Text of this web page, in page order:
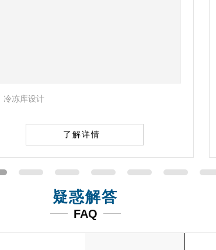
山西太原保鲜库
了解详情
疑惑解答
FAQ